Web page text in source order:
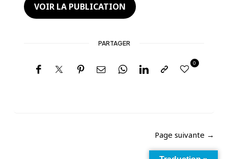
VOIR LA PUBLICATION
PARTAGER
0
Page suivante →